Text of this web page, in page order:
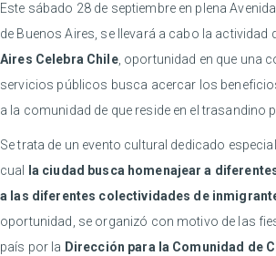
Este sábado 28 de septiembre en plena
de Buenos Aires, se llevará a cabo la actividad
Aires Celebra Chile, oportunidad en que una
servicios públicos busca acercar los
a la comunidad de que reside en el trasandino
Se trata de un evento cultural dedicado
cual
la ciudad busca homenajear a
a las diferentes colectividades de
oportunidad, se organizó con motivo de las
país por la Dirección para la Comunidad de